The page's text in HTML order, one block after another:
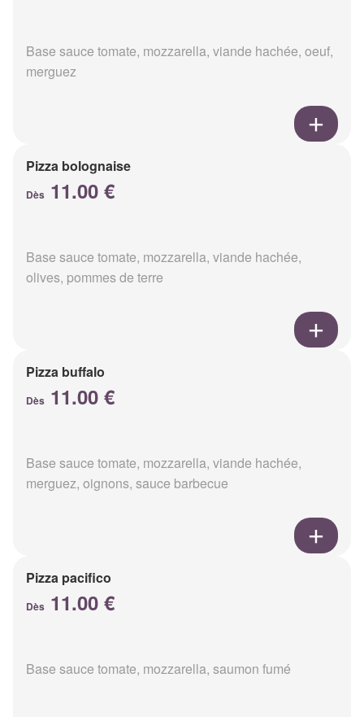
Base sauce tomate, mozzarella, viande hachée, oeuf,
merguez
Pizza bolognaise
Dès 11.00 €
Base sauce tomate, mozzarella, viande hachée,
olives, pommes de terre
Pizza buffalo
Dès 11.00 €
Base sauce tomate, mozzarella, viande hachée,
merguez, oignons, sauce barbecue
Pizza pacifico
Dès 11.00 €
Base sauce tomate, mozzarella, saumon fumé